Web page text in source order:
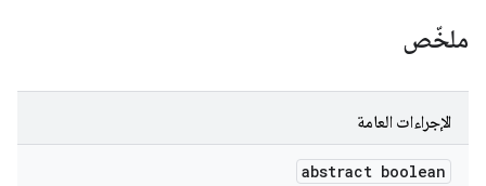
ملخّص
الإجراءات العامة
abstract boolean